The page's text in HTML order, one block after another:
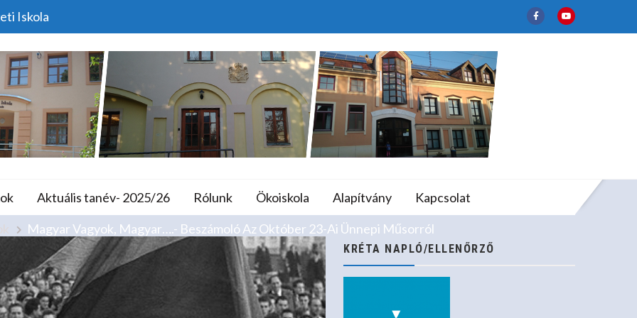
Iskola
Iskola és Alapfokú Művészeti
Aktuális tanév- 2025/26 Rólunk Ökoiskola Alapítvány Kapcsolat
Beszámoló Az Október 23-Ai Ünnepi
Műsorról
Magyar Vagyok, Magyar….- Beszámoló Az Október 23-Ai Ünnepi Műsorról
KRÉTA NAPLÓ/ELLENŐRZŐ